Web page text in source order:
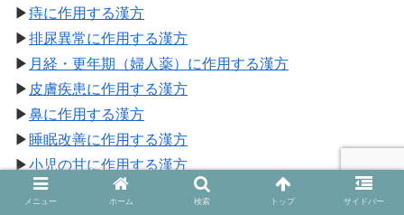
▶痔に作用する漢方
▶排尿異常に作用する漢方
▶ 月経・更年期（婦人薬）に作用する漢方
▶ 皮膚疾患に作用する漢方
▶鼻に作用する漢方
▶ 睡眠改善に作用する漢方
▶小児の甘に作用する漢方
循環器系に作用する漢方
メニュー ホーム 検索 トップ サイドバー